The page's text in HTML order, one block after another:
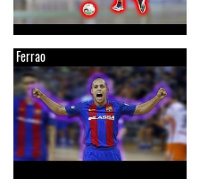
Ferrao